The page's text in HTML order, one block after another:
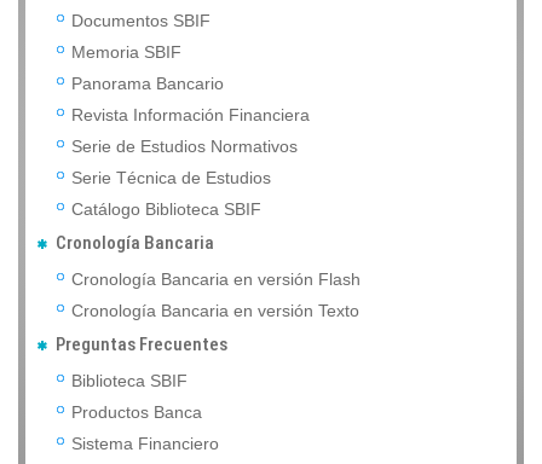
Documentos SBIF
Memoria SBIF
Panorama Bancario
Revista Información Financiera
Serie de Estudios Normativos
Serie Técnica de Estudios
Catálogo Biblioteca SBIF
Cronología Bancaria
Cronología Bancaria en versión Flash
Cronología Bancaria en versión Texto
Preguntas Frecuentes
Biblioteca SBIF
Productos Banca
Sistema Financiero